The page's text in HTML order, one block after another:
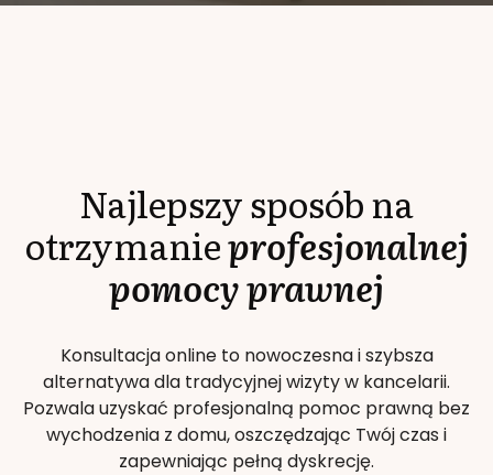
Najlepszy sposób na
otrzymanieprofesjonalnej
pomocy prawnej
Konsultacja online to nowoczesna i szybsza
alternatywa dla tradycyjnej wizyty w kancelarii.
Pozwala uzyskać profesjonalną pomoc prawną bez
wychodzenia z domu, oszczędzając Twój czas i
zapewniając pełną dyskrecję.